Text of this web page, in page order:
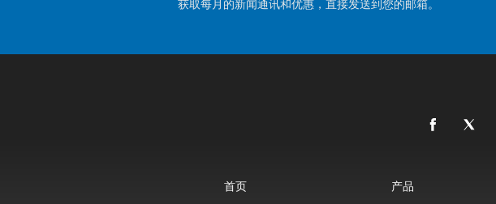
获取每月的新闻通讯和优惠，直接发送到您的邮箱。
首页 产品